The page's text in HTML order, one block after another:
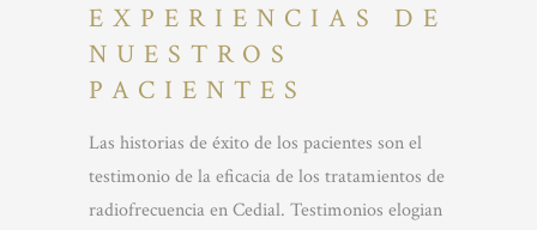
EXPERIENCIAS DE
NUESTROS
PACIENTES
Las historias de éxito de los pacientes son el
testimonio de la eficacia de los tratamientos de
radiofrecuencia en Cedial. Testimonios elogian